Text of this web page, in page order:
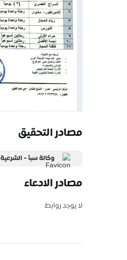
مصادر التحقيق
وكالة سبأ - الشرعية
مصادر الادعاء
لا يوجد روابط